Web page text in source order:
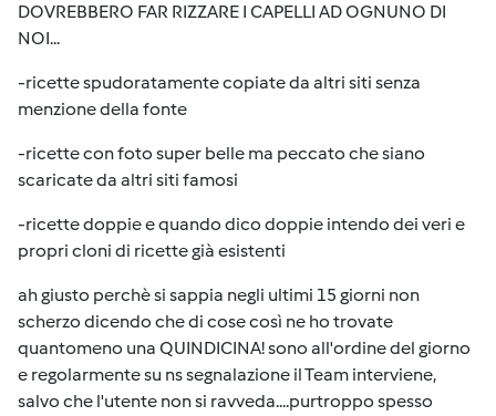
DOVREBBERO FAR RIZZARE I CAPELLI AD OGNUNO DI
NOI...
-ricette spudoratamente copiate da altri siti senza
menzione della fonte
-ricette con foto super belle ma peccato che siano
scaricate da altri siti famosi
-ricette doppie e quando dico doppie intendo dei veri e
propri cloni di ricette già esistenti
ah giusto perchè si sappia negli ultimi 15 giorni non
scherzo dicendo che di cose così ne ho trovate
quantomeno una QUINDICINA! sono all'ordine del giorno
e regolarmente su ns segnalazione il Team interviene,
salvo che l'utente non si ravveda....purtroppo spesso